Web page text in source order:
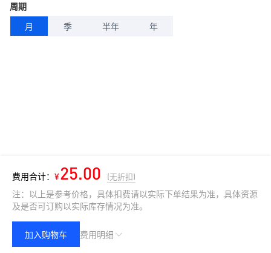
周期
月
季 半年 年
费用合计： ¥25.00 (无折扣)
注：以上是参考价格，具体扣费请以实际下单结果为准，具体资源
及是否可订购以实际库存情况为准。
费用明细
加入购物车